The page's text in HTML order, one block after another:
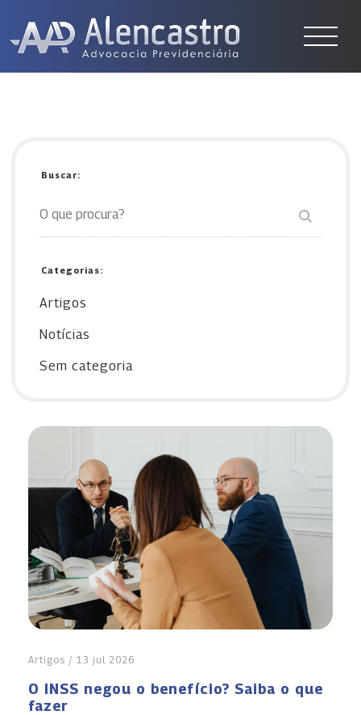
Buscar:
Categorias:
Artigos
Notícias
Sem categoria
Artigos / 13 jul 2026
O INSS negou o benefício? Saiba o que
fazer